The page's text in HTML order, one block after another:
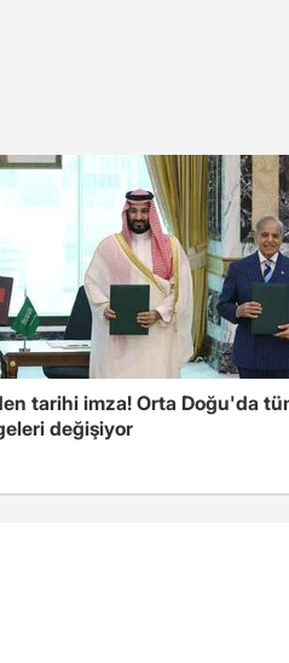
tarihi imza! Orta Doğu'da
değişiyor